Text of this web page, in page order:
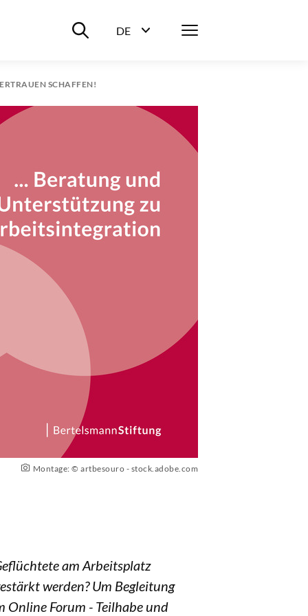
Suche ein-/ausblenden
DE
Menü
SCHAFFEN!
Montage: © artbesouro - stock.adobe.com
am Arbeitsplatz
werden? Um Begleitung
Online Forum - Teilhabe und